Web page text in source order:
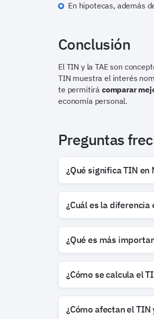
En hipotecas, además
Conclusión
El TIN y la TAE son
TIN muestra el interés
te permitirá comparar
economía personal.
Preguntas
¿Qué significa TIN en
¿Cuál es la diferencia
¿Qué es más
¿Cómo se calcula el
¿Cómo afectan el TIN